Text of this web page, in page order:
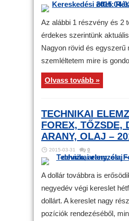
Az alábbi 1 részvény és 2
érdekes szerintünk
Nagyon rövid és egyszerű
szemléltetem mire is
Olvass tovább »
TECHNIKAI
FOREX, TŐZSDE,
ARANY, OLAJ –
2015-03-31 0
A dollár továbbra is
negyedév végi kereslet
dollárt. A kereslet nagy
pozíciók rendezéséből,